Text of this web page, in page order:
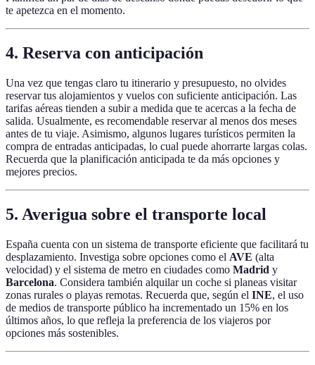
te apetezca en el momento.
4. Reserva con anticipación
Una vez que tengas claro tu itinerario y presupuesto, no olvides
reservar tus alojamientos y vuelos con suficiente anticipación. Las
tarifas aéreas tienden a subir a medida que te acercas a la fecha de
salida. Usualmente, es recomendable reservar al menos dos meses
antes de tu viaje. Asimismo, algunos lugares turísticos permiten la
compra de entradas anticipadas, lo cual puede ahorrarte largas colas.
Recuerda que la planificación anticipada te da más opciones y
mejores precios.
5. Averigua sobre el transporte local
España cuenta con un sistema de transporte eficiente que facilitará tu
desplazamiento. Investiga sobre opciones como el AVE (alta
velocidad) y el sistema de metro en ciudades como Madrid y
Barcelona. Considera también alquilar un coche si planeas visitar
zonas rurales o playas remotas. Recuerda que, según el INE, el uso
de medios de transporte público ha incrementado un 15% en los
últimos años, lo que refleja la preferencia de los viajeros por
opciones más sostenibles.